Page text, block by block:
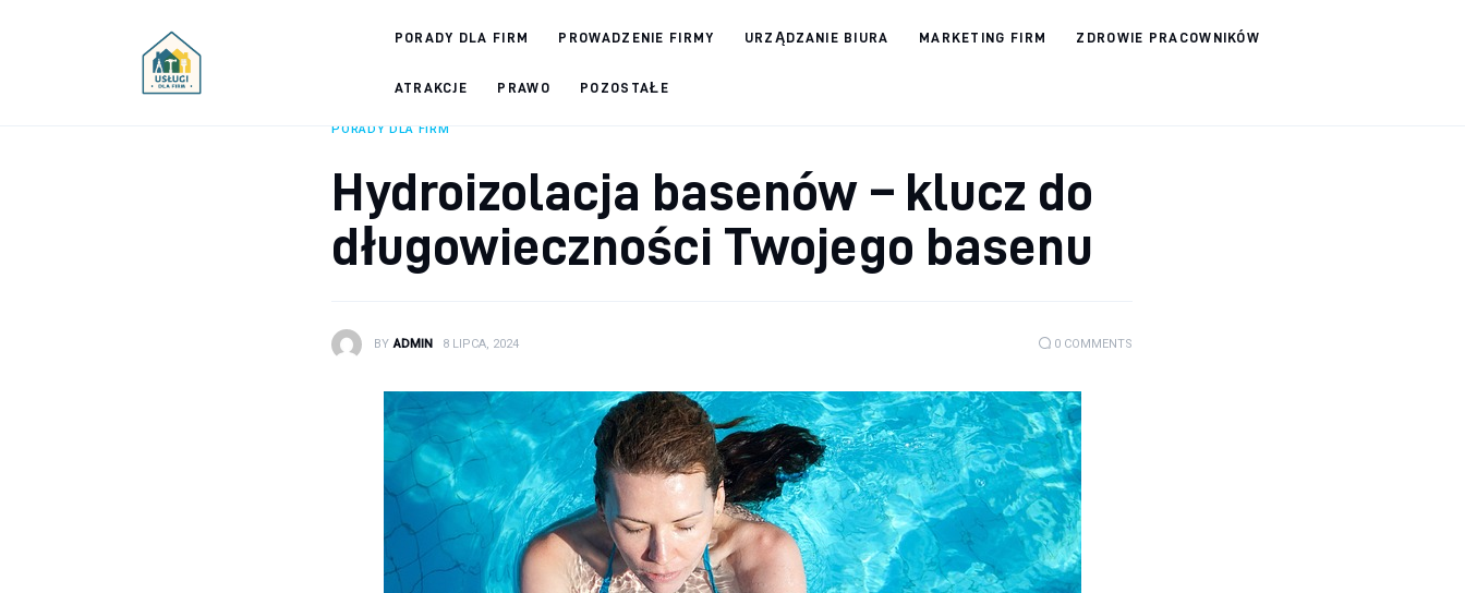
PORADY DLA FIRM PROWADZENIE FIRMY URZĄDZANIE BIURA MARKETING FIRM ZDROWIE PRACOWNIKÓW
ATRAKCJE PRAWO POZOSTAŁE
Prowadzenie firmy
PORADY DLA FIRM
Hydroizolacja basenów – klucz do
długowieczności Twojego basenu
BY ADMIN 8 LIPCA, 2024 0 COMMENTS